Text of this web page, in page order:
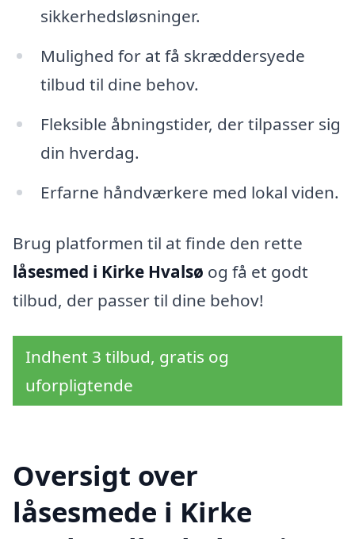
sikkerhedsløsninger.
Mulighed for at få skræddersyede
tilbud til dine behov.
Fleksible åbningstider, der tilpasser sig
din hverdag.
Erfarne håndværkere med lokal viden.
Brug platformen til at finde den rette
låsesmed i Kirke Hvalsø og få et godt
tilbud, der passer til dine behov!
Indhent 3 tilbud, gratis og
uforpligtende
Oversigt over
låsesmede i Kirke